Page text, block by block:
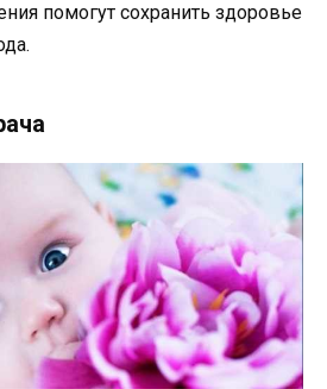
помогут сохранить здоровье